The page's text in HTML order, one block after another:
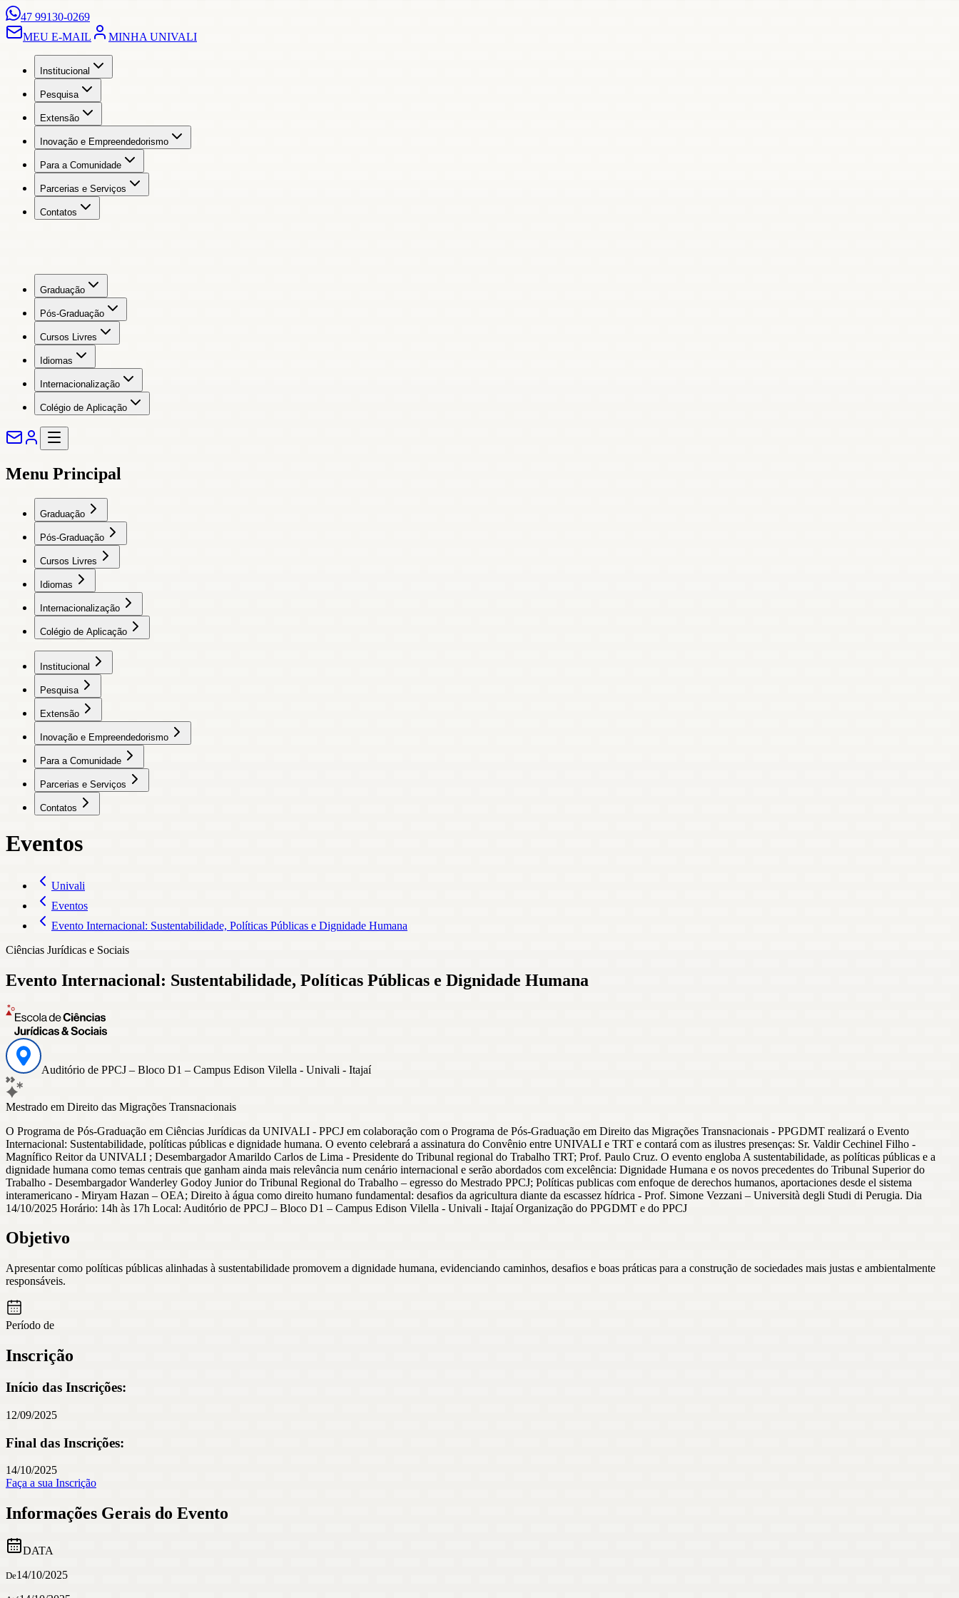
47 99130-0269
MEU E-MAIL
MINHA UNIVALI
Institucional
Pesquisa
Extensão
Inovação e Empreendedorismo
Para a Comunidade
Parcerias e Serviços
Contatos
Graduação
Pós-Graduação
Cursos Livres
Idiomas
Internacionalização
Colégio de Aplicação
Menu Principal
Graduação
Pós-Graduação
Cursos Livres
Idiomas
Internacionalização
Colégio de Aplicação
Institucional
Pesquisa
Extensão
Inovação e Empreendedorismo
Para a Comunidade
Parcerias e Serviços
Contatos
Eventos
Univali
Eventos
Evento Internacional: Sustentabilidade, Políticas Públicas e Dignidade Humana
Ciências Jurídicas e Sociais
Evento Internacional: Sustentabilidade, Políticas Públicas e Dignidade Humana
Auditório de PPCJ – Bloco D1 – Campus Edison Vilella - Univali - Itajaí
Mestrado em Direito das Migrações Transnacionais
O Programa de Pós-Graduação em Ciências Jurídicas da UNIVALI - PPCJ em colaboração com o Programa de Pós-Graduação em Direito das Migrações Transnacionais - PPGDMT realizará o Evento
Internacional: Sustentabilidade, políticas públicas e dignidade humana. O evento celebrará a assinatura do Convênio entre UNIVALI e TRT e contará com as ilustres presenças: Sr. Valdir Cechinel Filho -
Magnífico Reitor da UNIVALI ; Desembargador Amarildo Carlos de Lima - Presidente do Tribunal regional do Trabalho TRT; Prof. Paulo Cruz. O evento engloba A sustentabilidade, as políticas públicas e a
dignidade humana como temas centrais que ganham ainda mais relevância num cenário internacional e serão abordados com excelência: Dignidade Humana e os novos precedentes do Tribunal Superior do
Trabalho - Desembargador Wanderley Godoy Junior do Tribunal Regional do Trabalho – egresso do Mestrado PPCJ; Políticas publicas com enfoque de derechos humanos, aportaciones desde el sistema
interamericano - Miryam Hazan – OEA; Direito à água como direito humano fundamental: desafios da agricultura diante da escassez hídrica - Prof. Simone Vezzani – Università degli Studi di Perugia. Dia
14/10/2025 Horário: 14h às 17h Local: Auditório de PPCJ – Bloco D1 – Campus Edison Vilella - Univali - Itajaí Organização do PPGDMT e do PPCJ
Objetivo
Apresentar como políticas públicas alinhadas à sustentabilidade promovem a dignidade humana, evidenciando caminhos, desafios e boas práticas para a construção de sociedades mais justas e ambientalmente
responsáveis.
Período de
Inscrição
Início das Inscrições:
12/09/2025
Final das Inscrições:
14/10/2025
Faça a sua Inscrição
Informações Gerais do Evento
DATA
De14/10/2025